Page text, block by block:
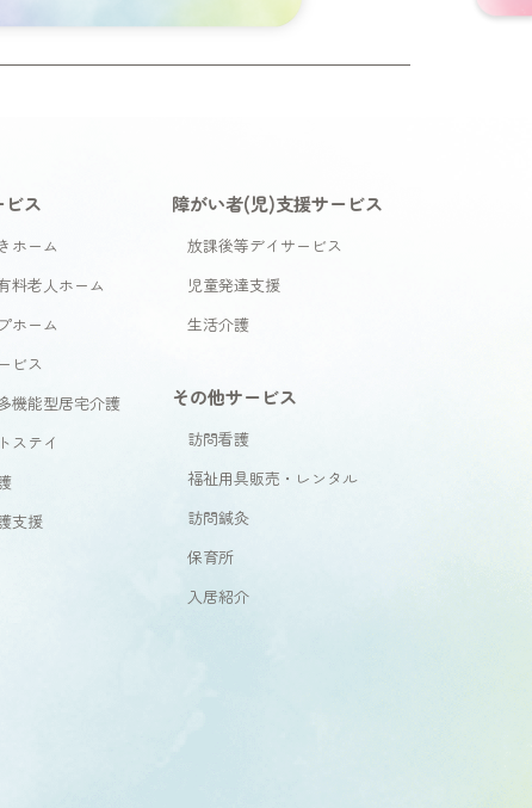
ビス
ホーム
料老人ホーム
ホーム
ビス
機能型居宅介護
ステイ
支援
障がい者(児)支援サービス
放課後等デイサービス
児童発達支援
生活介護
その他サービス
訪問看護
福祉用具販売・レンタル
訪問鍼灸
保育所
入居紹介